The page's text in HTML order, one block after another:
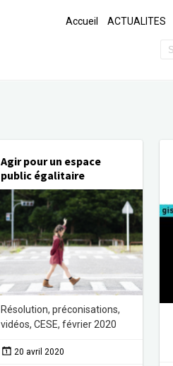
Accueil ACTUALITES
Agir pour un espace
public égalitaire
Résolution, préconisations,
vidéos, CESE, février 2020
20 avril 2020